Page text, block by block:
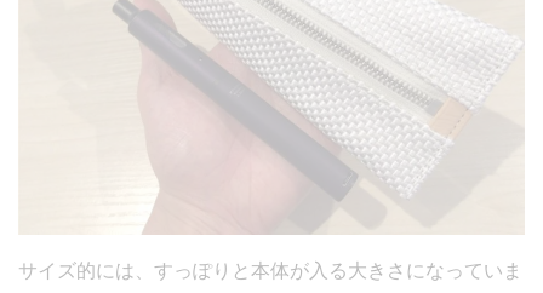
サイズ的には、すっぽりと本体が入る大きさになっていま